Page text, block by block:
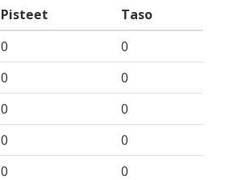
Pisteet
Taso
0
0
0
0
0
0
0
0
0
0